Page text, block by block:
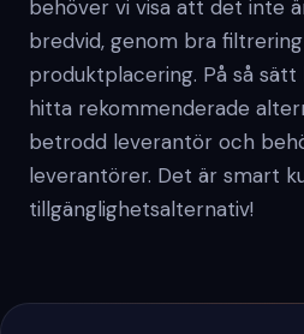
behöver vi visa att det inte
bredvid, genom bra
produktplacering. På så
hitta rekommenderade
betrodd leverantör och
leverantörer. Det är smart
tillgänglighetsalternativ!